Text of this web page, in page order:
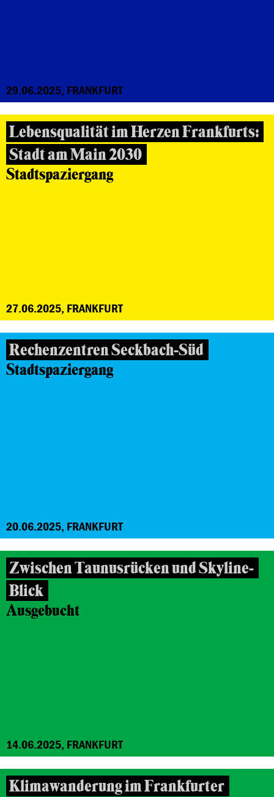
29.06.2025, FRANKFURT
Lebensqualität im Herzen Frankfurts:
Stadt am Main 2030
Stadtspaziergang
27.06.2025, FRANKFURT
Rechenzentren Seckbach-Süd
Stadtspaziergang
20.06.2025, FRANKFURT
Zwischen Taunusrücken und Skyline-
Blick
Ausgebucht
14.06.2025, FRANKFURT
Klimawanderung im Frankfurter